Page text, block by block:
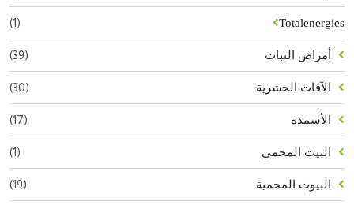
Totalenergies
(1)
أمراض النبات (39)
الآفات الحشرية (30)
الأسمدة (17)
البيت المحمي (1)
البيوت المحمية (19)